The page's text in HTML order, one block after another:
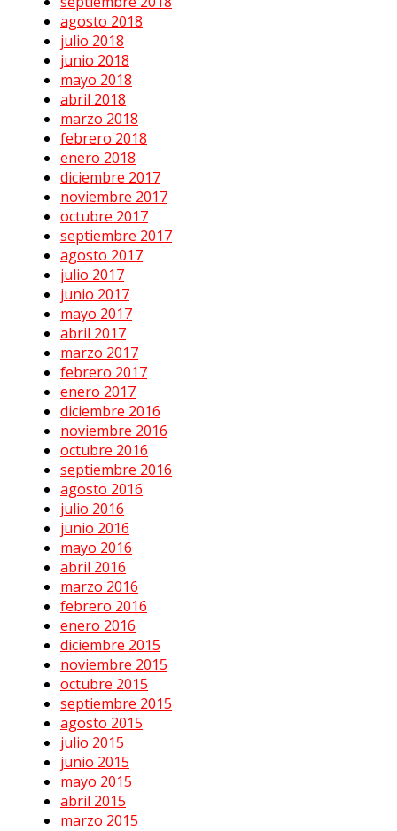
agosto 2018
julio 2018
junio 2018
mayo 2018
abril 2018
marzo 2018
febrero 2018
enero 2018
diciembre 2017
noviembre 2017
octubre 2017
septiembre 2017
agosto 2017
julio 2017
junio 2017
mayo 2017
abril 2017
marzo 2017
febrero 2017
enero 2017
diciembre 2016
noviembre 2016
octubre 2016
septiembre 2016
agosto 2016
julio 2016
junio 2016
mayo 2016
abril 2016
marzo 2016
febrero 2016
enero 2016
diciembre 2015
noviembre 2015
octubre 2015
septiembre 2015
agosto 2015
julio 2015
junio 2015
mayo 2015
abril 2015
marzo 2015